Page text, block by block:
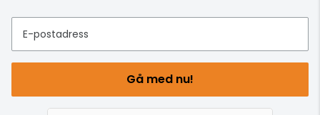
E-postadress
Gå med nu!